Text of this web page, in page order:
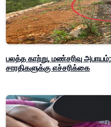
பலத்த காற்று, மண்சரிவு
சாரதிகளுக்கு எச்சரிக்கை